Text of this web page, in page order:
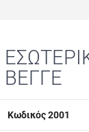
ΒΕΓΓΕ
Κωδικός 2001